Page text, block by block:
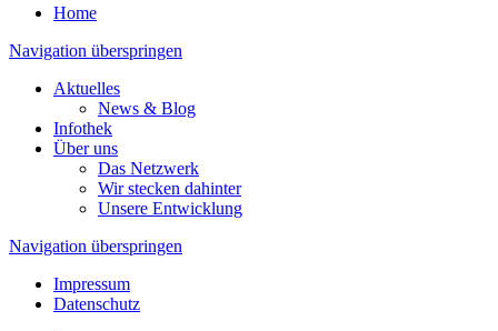
Home
Navigation überspringen
Aktuelles
News & Blog
Infothek
Über uns
Das Netzwerk
Wir stecken dahinter
Unsere Entwicklung
Navigation überspringen
Impressum
Datenschutz